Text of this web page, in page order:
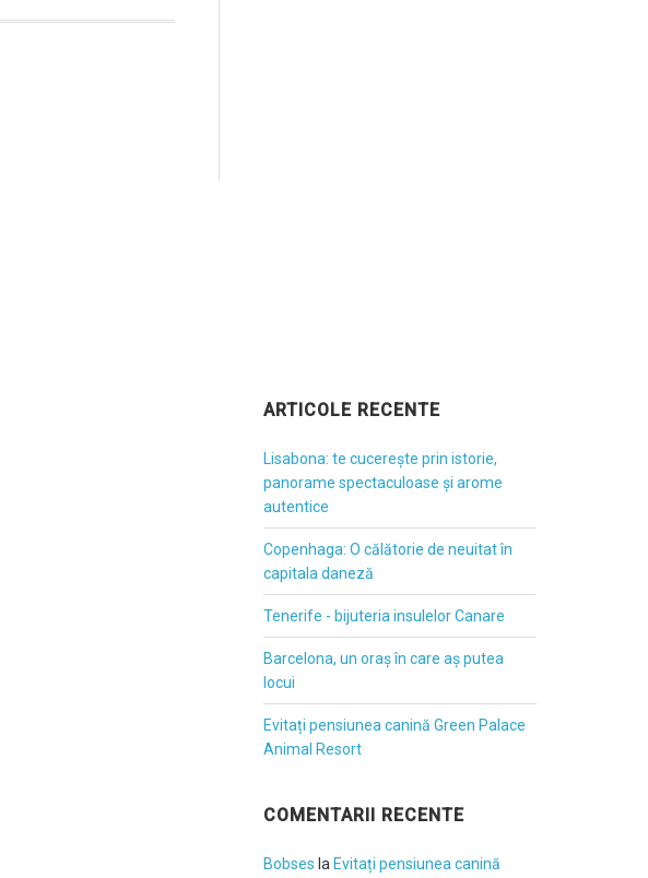
ARTICOLE RECENTE
Lisabona: te cucerește prin istorie,
panorame spectaculoase și arome
autentice
Copenhaga: O călătorie de neuitat în
capitala daneză
Tenerife - bijuteria insulelor Canare
Barcelona, un oraș în care aș putea
locui
Evitați pensiunea canină Green Palace
Animal Resort
COMENTARII RECENTE
Bobses la Evitați pensiunea canină